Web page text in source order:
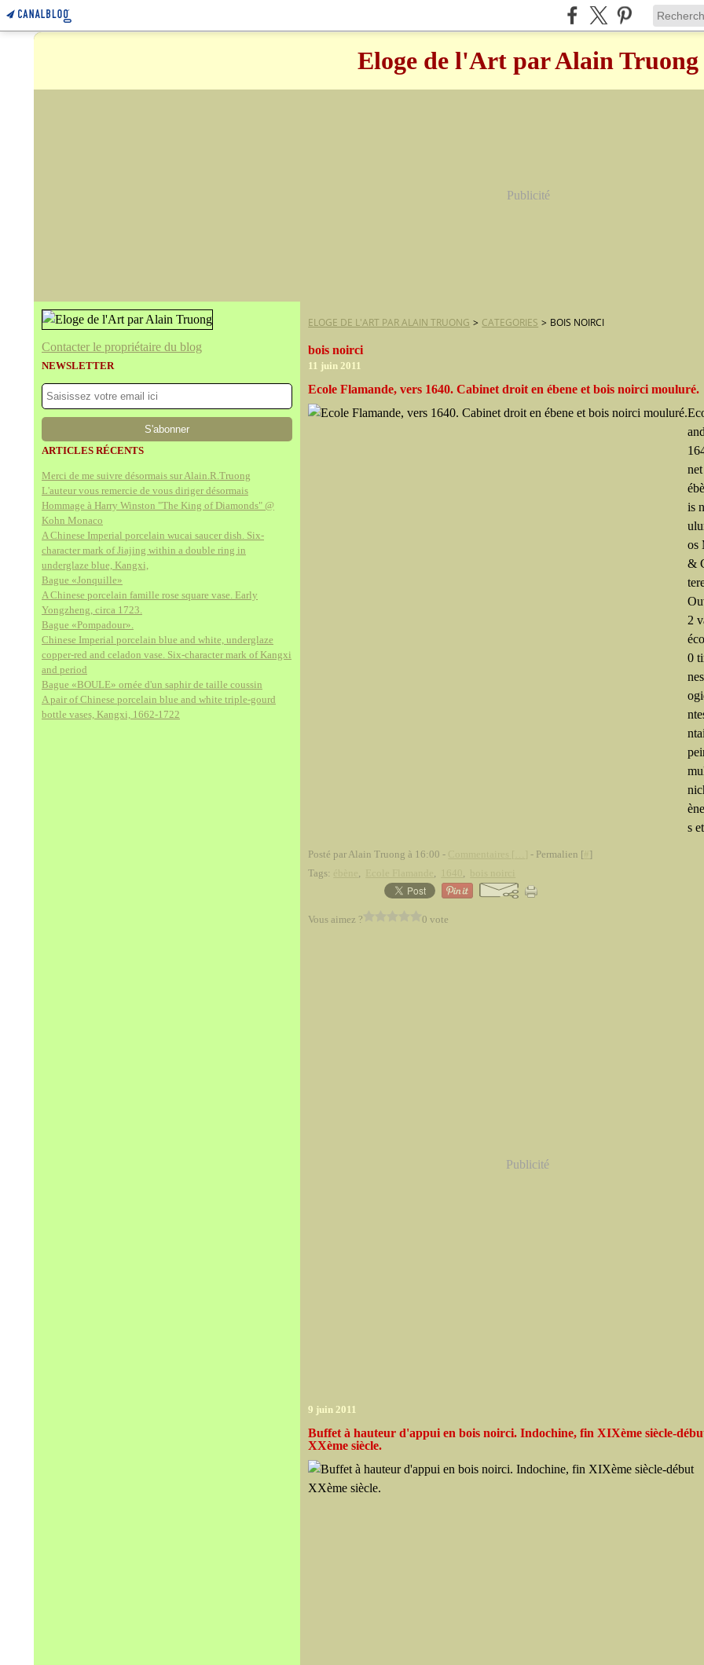
Eloge de l'Art par Alain Truong
Publicité
Contacter le propriétaire du blog
NEWSLETTER
ARTICLES RÉCENTS
Merci de me suivre désormais sur Alain.R.Truong
L'auteur vous remercie de vous diriger désormais
Hommage à Harry Winston "The King of Diamonds" @
Kohn Monaco
A Chinese Imperial porcelain wucai saucer dish. Six-
character mark of Jiajing within a double ring in
underglaze blue, Kangxi,
Bague «Jonquille»
A Chinese porcelain famille rose square vase. Early
Yongzheng, circa 1723.
Bague «Pompadour».
Chinese Imperial porcelain blue and white, underglaze
copper-red and celadon vase. Six-character mark of Kangxi
and period
Bague «BOULE» ornée d'un saphir de taille coussin
A pair of Chinese porcelain blue and white triple-gourd
bottle vases, Kangxi, 1662-1722
ELOGE DE L'ART PAR ALAIN TRUONG > CATEGORIES > BOIS NOIRCI
bois noirci
11 juin 2011
Ecole Flamande, vers 1640. Cabinet droit en ébene et bois noirci mouluré.
is
os
&
2
0
s
Posté par Alain Truong à 16:00 - - Permalien [ ]
Tags:
, , ,
Vous aimez ? 0 vote
Publicité
9 juin 2011
Buffet à hauteur d'appui en bois noirci. Indochine, fin XIXème siècle-
XXème siècle.